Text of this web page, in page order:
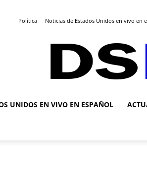
Política Noticias de Estados Unidos en vivo en
UNIDOS EN VIVO EN ESPAÑOL